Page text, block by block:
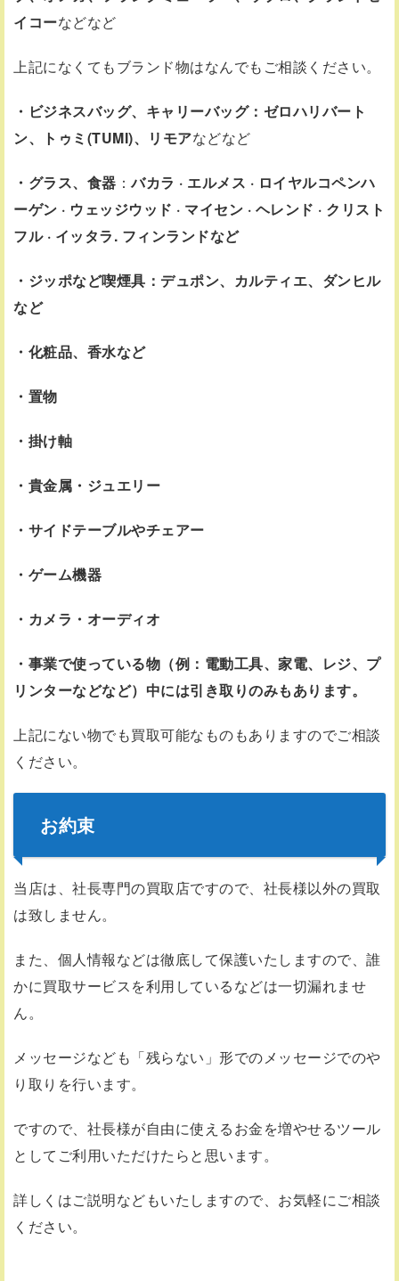
イコーなどなど
上記になくてもブランド物はなんでもご相談ください。
・ビジネスバッグ、キャリーバッグ：ゼロハリバート
ン、トゥミ(TUMI)、リモアなどなど
・グラス、食器 ：バカラ · エルメス · ロイヤルコペンハ
ーゲン · ウェッジウッド · マイセン · ヘレンド · クリスト
フル · イッタラ. フィンランドなど
・ジッポなど喫煙具：デュポン、カルティエ、ダンヒル
など
・化粧品、香水など
・置物
・掛け軸
・貴金属・ジュエリー
・サイドテーブルやチェアー
・ゲーム機器
・カメラ・オーディオ
・事業で使っている物（例：電動工具、家電、レジ、プ
リンターなどなど）中には引き取りのみもあります。
上記にない物でも買取可能なものもありますのでご相談
ください。
お約束
当店は、社長専門の買取店ですので、社長様以外の買取
は致しません。
また、個人情報などは徹底して保護いたしますので、誰
かに買取サービスを利用しているなどは一切漏れませ
ん。
メッセージなども「残らない」形でのメッセージでのや
り取りを行います。
ですので、社長様が自由に使えるお金を増やせるツール
としてご利用いただけたらと思います。
詳しくはご説明などもいたしますので、お気軽にご相談
ください。